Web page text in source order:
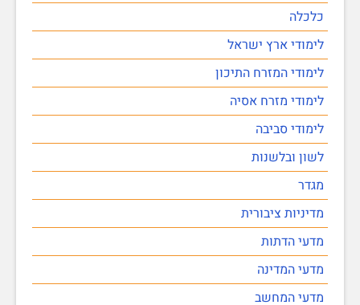
כלכלה
לימודי ארץ ישראל
לימודי המזרח התיכון
לימודי מזרח אסיה
לימודי סביבה
לשון ובלשנות
מגדר
מדיניות ציבורית
מדעי הדתות
מדעי המדינה
מדעי המחשב